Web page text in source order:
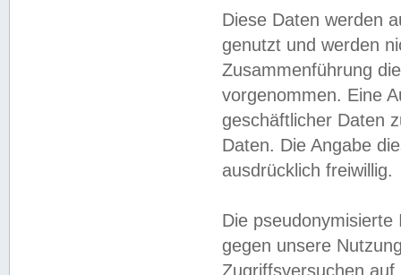
Diese Daten werden
genutzt und werden
Zusammenführung
vorgenommen. Eine
geschäftlicher Daten
Daten. Die Angabe
ausdrücklich freiwillig.
Die
gegen unsere
Zugriffsversuchen